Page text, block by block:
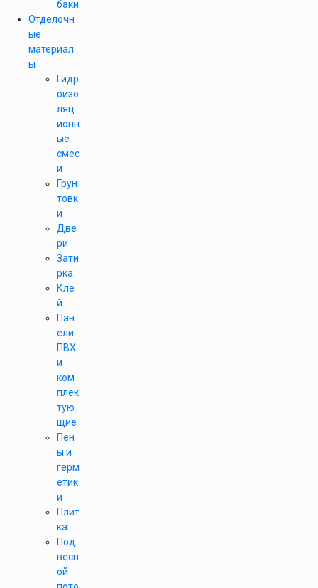
баки
Отделочн
ые
материал
ы
Гидр
оизо
ляц
ионн
ые
смес
и
Грун
товк
и
Две
ри
Зати
рка
Кле
й
Пан
ели
ПВХ
и
ком
плек
тую
щие
Пен
ы и
герм
етик
и
Плит
ка
Под
весн
ой